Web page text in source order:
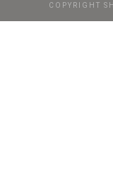
COPYRIGHT